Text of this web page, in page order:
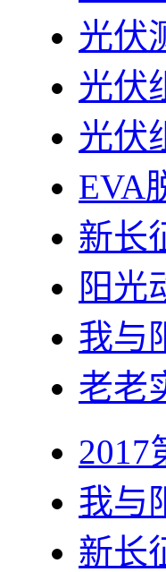
光伏
光伏
光伏
EVA
新长
阳光
我与
老老
2017
我与
新长